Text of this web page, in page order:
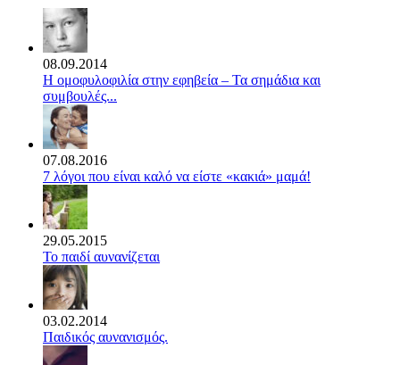
08.09.2014
Η ομοφυλοφιλία στην εφηβεία – Τα σημάδια και
συμβουλές...
07.08.2016
7 λόγοι που είναι καλό να είστε «κακιά» μαμά!
29.05.2015
Το παιδί αυνανίζεται
03.02.2014
Παιδικός αυνανισμός.